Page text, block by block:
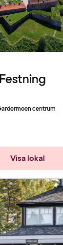
centrum
Visa lokal